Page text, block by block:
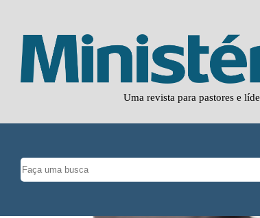
Uma revista para pastores e